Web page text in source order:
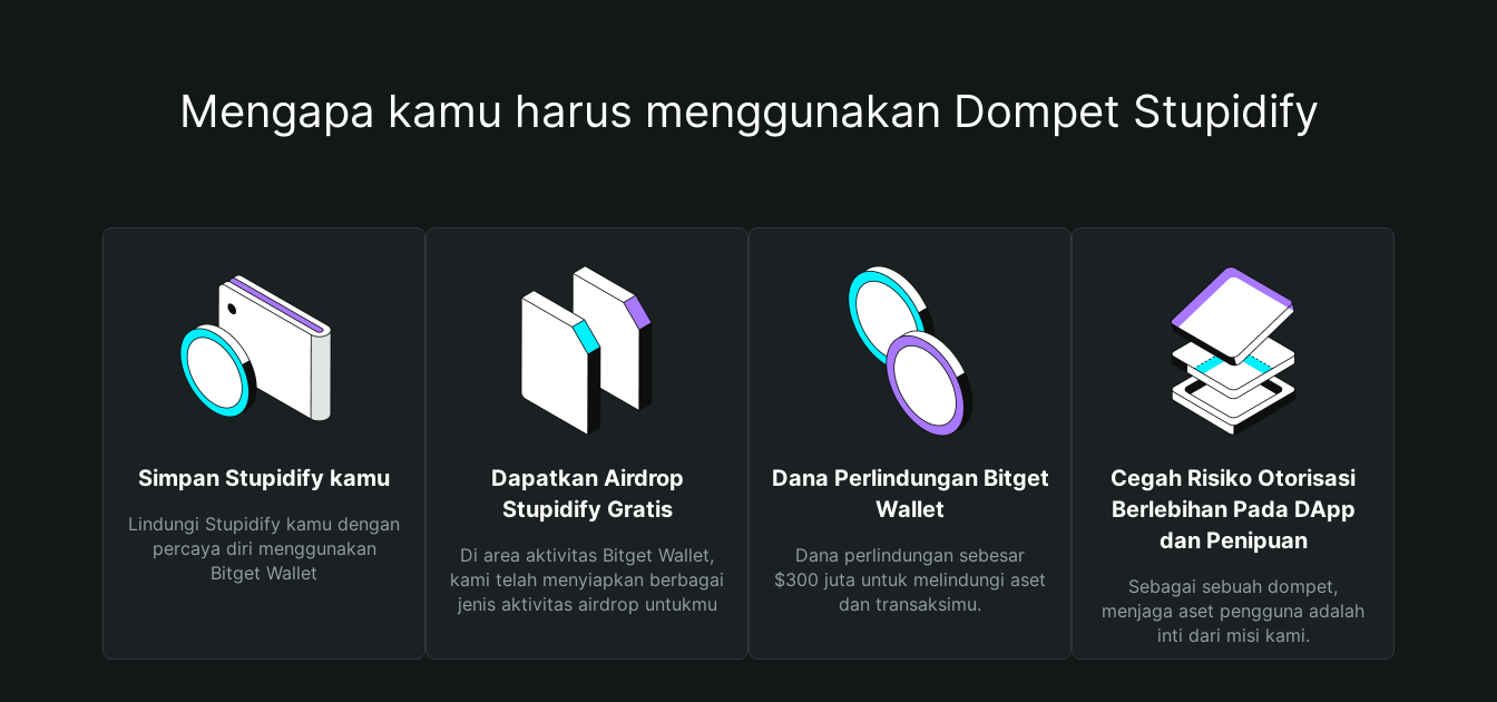
Mengapa kamu harus menggunakan Dompet Stupidify
Simpan Stupidify kamu
Lindungi Stupidify kamu dengan
percaya diri menggunakan
Bitget Wallet
Dapatkan Airdrop
Stupidify Gratis
Di area aktivitas Bitget Wallet,
kami telah menyiapkan berbagai
jenis aktivitas airdrop untukmu
Dana Perlindungan Bitget
Wallet
Dana perlindungan sebesar
$300 juta untuk melindungi aset
dan transaksimu.
Cegah Risiko Otorisasi
Berlebihan Pada DApp
dan Penipuan
Sebagai sebuah dompet,
menjaga aset pengguna adalah
inti dari misi kami.